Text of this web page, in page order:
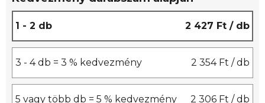
1 - 2 db 2 427 Ft / db
3 - 4 db = 3 % kedvezmény 2 354 Ft / db
5 vagy több db = 5 % kedvezmény 2 306 Ft / db